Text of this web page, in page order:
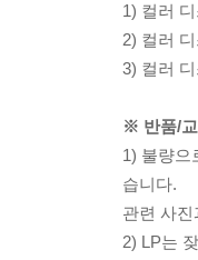
1) 컬러
2) 컬러
3) 컬러
※ 반품/교
1) 불량으
습니다.
관련 사
2) LP는